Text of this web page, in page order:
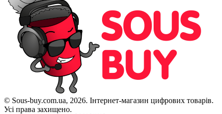
© Sous-buy.com.ua, 2026. Інтернет-магазин цифрових товарів.
Усі права захищено.